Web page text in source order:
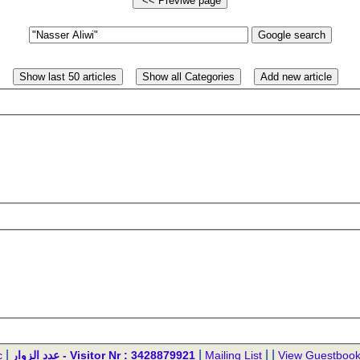
| عدد الزوار - Visitor Nr : 3428879921 Mailing List| | View Guestbook